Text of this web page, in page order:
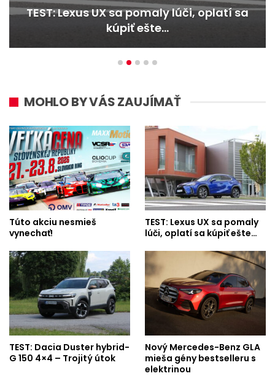
TEST: Lexus UX sa pomaly lúči, oplatí sa
kúpiť ešte…
MOHLO BY VÁS ZAUJÍMAŤ
Túto akciu nesmieš
vynechať!
TEST: Lexus UX sa pomaly
lúči, oplatí sa kúpiť ešte…
TEST: Dacia Duster hybrid-
G 150 4×4 – Trojitý útok
Nový Mercedes-Benz GLA
mieša gény bestselleru s
elektrinou